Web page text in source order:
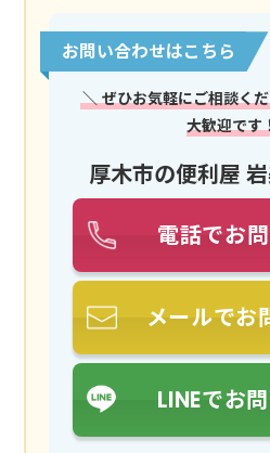
お問い合わせはこちら
＼ ぜひお気軽にご相談く
大歓迎です
厚木市の便利屋 岩
電話でお
メールでお
LINEでお